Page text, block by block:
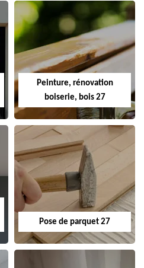
Peinture, rénovation
boiserie, bois 27
Pose de parquet 27